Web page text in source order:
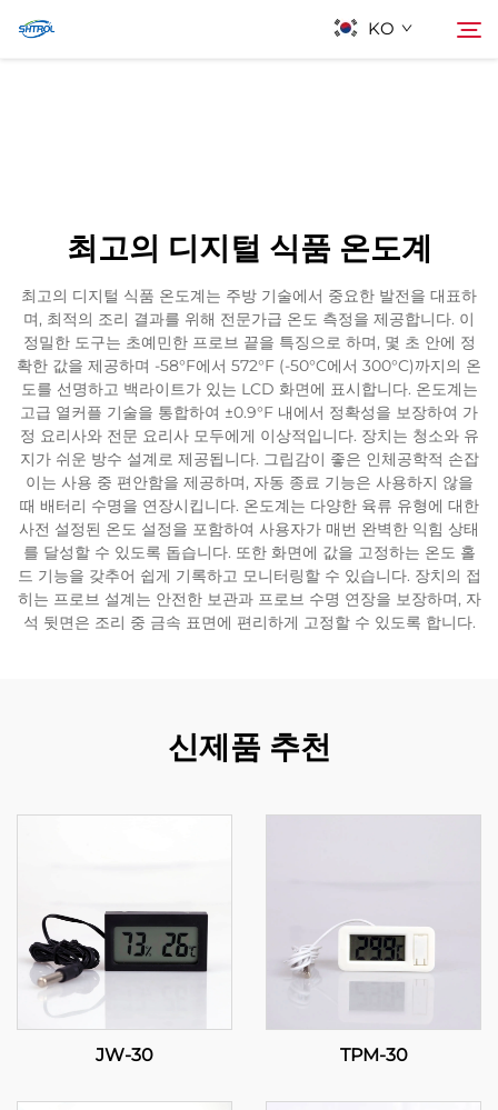
KO
최고의 디지털 식품 온도계
최고의 디지털 식품 온도계는 주방 기술에서 중요한 발전을 대표하
며, 최적의 조리 결과를 위해 전문가급 온도 측정을 제공합니다. 이
정밀한 도구는 초예민한 프로브 끝을 특징으로 하며, 몇 초 안에 정
확한 값을 제공하며 -58°F에서 572°F (-50°C에서 300°C)까지의 온
도를 선명하고 백라이트가 있는 LCD 화면에 표시합니다. 온도계는
고급 열커플 기술을 통합하여 ±0.9°F 내에서 정확성을 보장하여 가
정 요리사와 전문 요리사 모두에게 이상적입니다. 장치는 청소와 유
지가 쉬운 방수 설계로 제공됩니다. 그립감이 좋은 인체공학적 손잡
이는 사용 중 편안함을 제공하며, 자동 종료 기능은 사용하지 않을
때 배터리 수명을 연장시킵니다. 온도계는 다양한 육류 유형에 대한
사전 설정된 온도 설정을 포함하여 사용자가 매번 완벽한 익힘 상태
를 달성할 수 있도록 돕습니다. 또한 화면에 값을 고정하는 온도 홀
드 기능을 갖추어 쉽게 기록하고 모니터링할 수 있습니다. 장치의 접
히는 프로브 설계는 안전한 보관과 프로브 수명 연장을 보장하며, 자
석 뒷면은 조리 중 금속 표면에 편리하게 고정할 수 있도록 합니다.
신제품 추천
JW-30 TPM-30